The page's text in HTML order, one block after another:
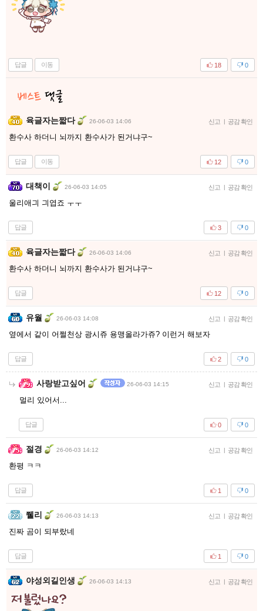
답글 이동 0
18
육글자는짧다 26-06-03 14:06 신고 | 공감 확인
환수사 하더니 뇌까지 환수사가 된거냐구~
답글 이동 0
12
대책이 26-06-03 14:05 신고 | 공감 확인
울리애긔 긔엽죠 ㅜㅜ
답글 0
3
육글자는짧다 26-06-03 14:06 신고 | 공감 확인
환수사 하더니 뇌까지 환수사가 된거냐구~
답글 0
12
유월 26-06-03 14:08 신고 | 공감 확인
옆에서 같이 어쩔천상 광시쥬 용맹올라가쥬? 이런거 해보자
답글 0
2
사랑받고싶어 26-06-03 14:15 신고 | 공감 확인
멀리 있어서...
답글 0
0
절경 26-06-03 14:12 신고 | 공감 확인
환평 ㅋㅋ
답글 0
1
쮈리 26-06-03 14:13 신고 | 공감 확인
진짜 곰이 되부랐네
답글 0
1
야성외길인생 26-06-03 14:13 신고 | 공감 확인